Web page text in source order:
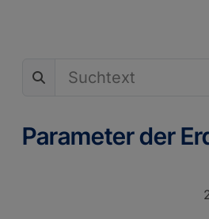
Parameter der